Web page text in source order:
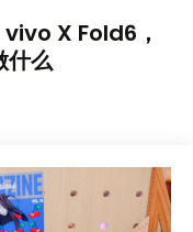
X Fold6，
什么